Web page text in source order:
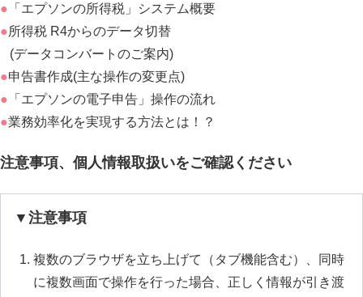
● 「エプソンの所得税」システム概要
●所得税 R4からのデータ切替
(データコンバートのご案内)
●申告書作成(主な操作の変更点)
● 「エプソンの電子申告」操作の流れ
●業務効率化を実現する方法とは！？
注意事項、個人情報取扱いをご確認ください
▼注意事項
複数のブラウザを立ち上げて（タブ機能含む）、同時
に複数画面で操作を行った場合、正しく情報が引き渡